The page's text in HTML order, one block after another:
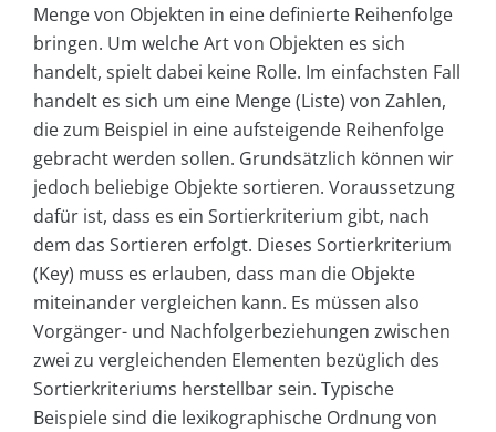
Menge von Objekten in eine definierte Reihenfolge
bringen. Um welche Art von Objekten es sich
handelt, spielt dabei keine Rolle. Im einfachsten Fall
handelt es sich um eine Menge (Liste) von Zahlen,
die zum Beispiel in eine aufsteigende Reihenfolge
gebracht werden sollen. Grundsätzlich können wir
jedoch beliebige Objekte sortieren. Voraussetzung
dafür ist, dass es ein Sortierkriterium gibt, nach
dem das Sortieren erfolgt. Dieses Sortierkriterium
(Key) muss es erlauben, dass man die Objekte
miteinander vergleichen kann. Es müssen also
Vorgänger- und Nachfolgerbeziehungen zwischen
zwei zu vergleichenden Elementen bezüglich des
Sortierkriteriums herstellbar sein. Typische
Beispiele sind die lexikographische Ordnung von